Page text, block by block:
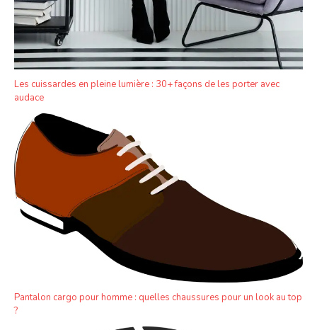
Les cuissardes en pleine lumière : 30+ façons de les porter avec
audace
Pantalon cargo pour homme : quelles chaussures pour un look au top
?